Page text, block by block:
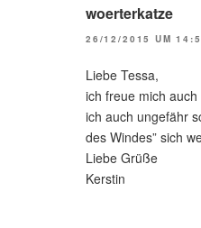
woerterkatze
26/12/2015 UM
Liebe Tessa,
ich freue mich
ich auch ungefähr
des Windes” sich
Liebe Grüße
Kerstin